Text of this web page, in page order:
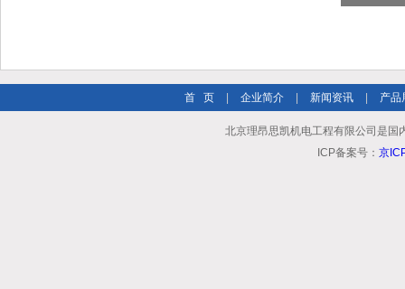
首 页 企业简介 新闻资讯 产品
北京理昂思凯机电工程有限公司是国
ICP备案号： 京